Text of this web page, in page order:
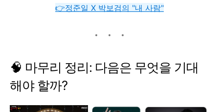
👉정준일 X 박보검의 "내 사람"
🧠 마무리 정리: 다음은 무엇을 기대
해야 할까?